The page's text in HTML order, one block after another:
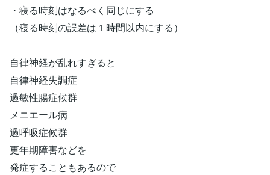
・寝る時刻はなるべく同じにする
（寝る時刻の誤差は１時間以内にする）
自律神経が乱れすぎると
自律神経失調症
過敏性腸症候群
メニエール病
過呼吸症候群
更年期障害などを
発症することもあるので